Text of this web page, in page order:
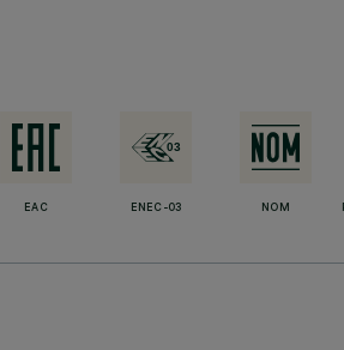
EAC ENEC-03 NOM